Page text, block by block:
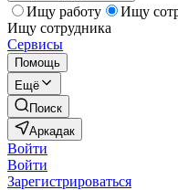
Ищу работу
Ищу
Ищу сотрудника
Сервисы
Помощь
Ещё
Поиск
Аркадак
Войти
Войти
Зарегистрироваться